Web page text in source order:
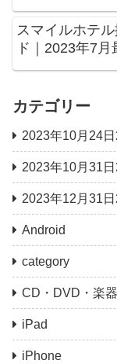
スマイルホテ
ド｜2023年7
カテゴリー
2023年10月24
2023年10月31
2023年12月31
Android
category
CD・DVD・楽器
iPad
iPhone